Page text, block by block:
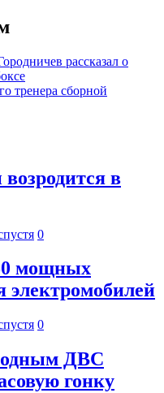
рассказал о
тренера сборной
в
0
мощных
электромобилей
0
ДВС
гонку